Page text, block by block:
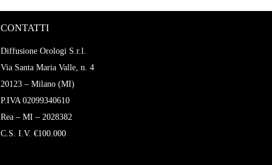
CONTATTI
Diffusione Orologi S.r.l.
Via Santa Maria Valle, n. 4
20123 – Milano (MI)
P.IVA 02099340610
Rea – MI – 2028382
C.S. I.V. €100.000